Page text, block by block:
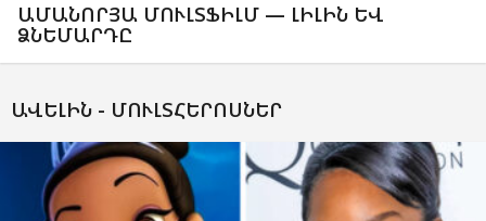
ԱՄԱՆՈՐՅԱ ՄՈՒԼՏՖԻԼՄ — ԼԻԼԻՆ ԵՎ
ՁՆԵՄԱՐԴԸ
ԱՎԵԼԻՆ - ՄՈՒԼՏՀԵՐՈՍՆԵՐ